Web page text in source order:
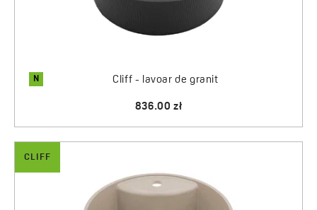
N Cliff - lavoar de granit
836.00 zł
CLIFF